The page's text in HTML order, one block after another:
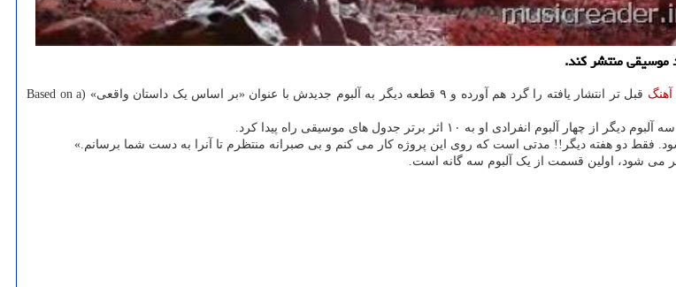
آهنگ
قبل تر انتشار یافته را گرد هم آورده و ۹ قطعه دیگر به آلبوم جدیدش با عنوان «بر اساس یک داستان واقعی» (Based on a